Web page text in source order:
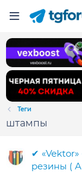
Теги
штампы
✔ «Vektor»
резины (